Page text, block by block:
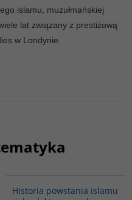
islamu, muzułmańskiej
lat związany z prestiżową
w Londynie.
Historia powstania islamu